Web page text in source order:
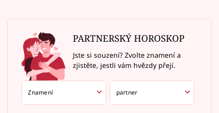
PARTNERSKÝ HOROSKOP
Jste si souzení? Zvolte znamení a
zjistěte, jestli vám hvězdy přejí.